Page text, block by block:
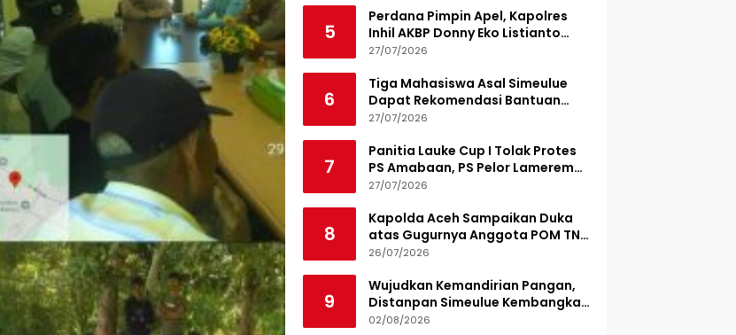
5
Perdana Pimpin Apel, Kapolres
Inhil AKBP Donny Eko Listianto
Tekankan Disiplin
27/07/2026
6
Tiga Mahasiswa Asal Simeulue
Dapat Rekomendasi Bantuan
Pendidikan dari Jamaluddin
27/07/2026
7
Panitia Lauke Cup I Tolak Protes
PS Amabaan, PS Pelor Lamerem
Menang WO 3-0
27/07/2026
8
Kapolda Aceh Sampaikan Duka
atas Gugurnya Anggota POM TNI
Saat Bantu Kejar Bandar Narkoba
26/07/2026
9
Wujudkan Kemandirian Pangan,
Distanpan Simeulue Kembangkan
Demplot Hortikultura
02/08/2026